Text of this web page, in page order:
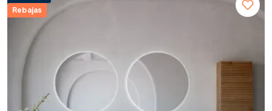
Rebajas